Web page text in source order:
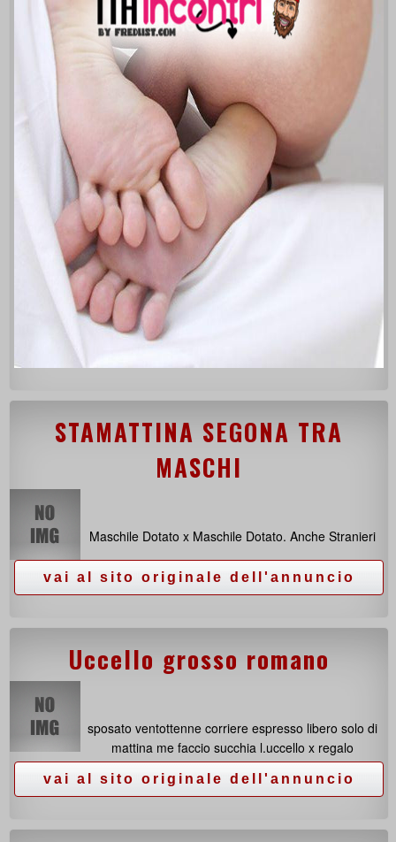
STAMATTINA SEGONA TRA
MASCHI
Maschile Dotato x Maschile Dotato. Anche Stranieri
Uccello grosso romano
sposato ventottenne corriere espresso libero solo di
mattina me faccio succhia l.uccello x regalo